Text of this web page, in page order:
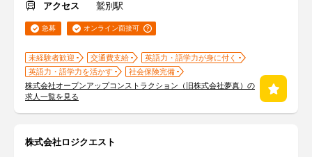
アクセス
鷲別駅
急募 オンライン面接可
未経験者歓迎 交通費支給
英語力・語学力が身に付く
英語力・語学力を活かす
社会保険完備
株式会社オープンアップコンストラクション（旧株式会社夢真）の
求人一覧を見る
株式会社ロジクエスト